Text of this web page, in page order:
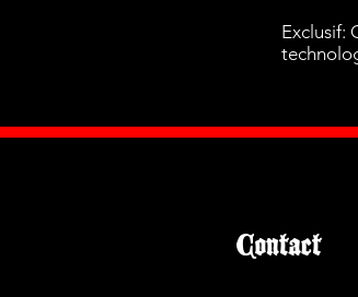
Exclusif:
Contact